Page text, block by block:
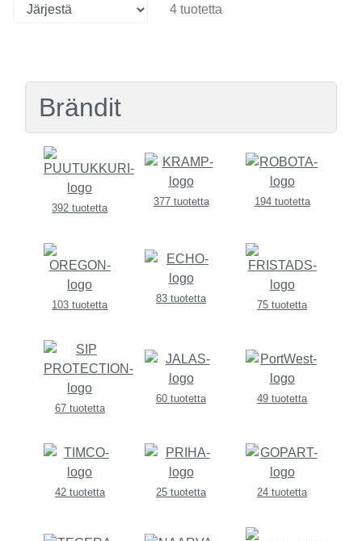
4 tuotetta
Brändit
392 tuotetta
377 tuotetta 194 tuotetta
103 tuotetta
83 tuotetta
75 tuotetta
67 tuotetta
60 tuotetta 49 tuotetta
42 tuotetta 25 tuotetta 24 tuotetta